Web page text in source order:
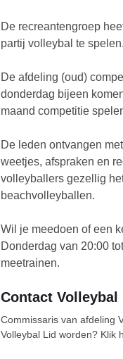
De recreantengroep
partij volleybal te spelen.
De afdeling (oud)
donderdag bijeen
maand competitie
De leden ontvangen
weetjes, afspraken en
volleyballers gezellig
beachvolleyballen.
Wil je meedoen of een
Donderdag van 20:00
meetrainen.
Contact Volleybal
Commissaris van afdeling
Volleybal Lid worden? Klik